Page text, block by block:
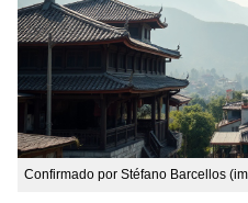
Confirmado por Stéfano Barcellos